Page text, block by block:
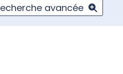
avancée